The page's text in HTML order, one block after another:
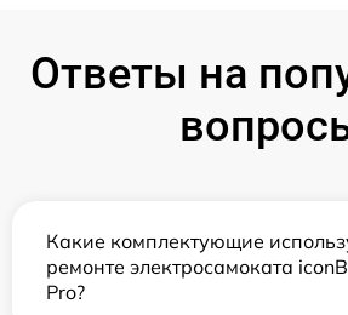
Ответы на
Какие комплектующие
ремонте электросамоката
Pro?